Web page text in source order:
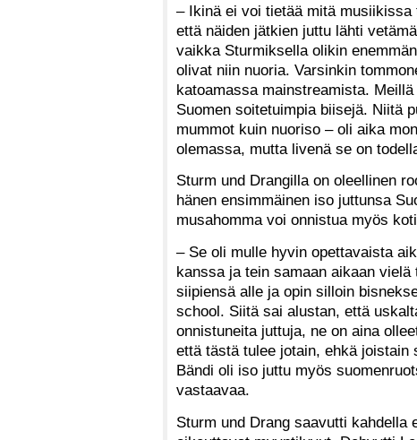
– Ikinä ei voi tietää mitä
että näiden jätkien juttu lähti
vaikka Sturmiksella olikin
olivat niin nuoria. Varsinkin
katoamassa mainstreamista.
Suomen soitetuimpia biisejä. Niitä
mummot kuin nuoriso – oli aika
olemassa, mutta livenä se on
Sturm und Drangilla on oleellinen
hänen ensimmäinen iso juttunsa
musahomma voi onnistua myös
– Se oli mulle hyvin opettavaista
kanssa ja tein samaan aikaan
siipiensä alle ja opin silloin
school. Siitä sai alustan, että
onnistuneita juttuja, ne on aina
että tästä tulee jotain, ehkä
Bändi oli iso juttu myös
vastaavaa.
Sturm und Drang saavutti kahdella